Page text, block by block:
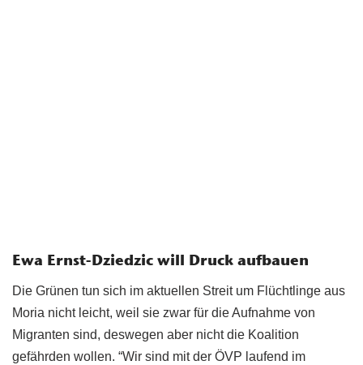
Ewa Ernst-Dziedzic will Druck aufbauen
Die Grünen tun sich im aktuellen Streit um Flüchtlinge aus
Moria nicht leicht, weil sie zwar für die Aufnahme von
Migranten sind, deswegen aber nicht die Koalition
gefährden wollen. “Wir sind mit der ÖVP laufend im